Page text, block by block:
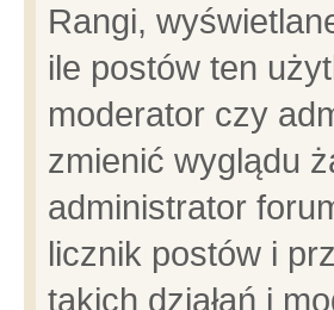
Rangi,
ile postów ten
moderator czy
zmienić wyglądu
administrator
licznik postów i
takich działań i